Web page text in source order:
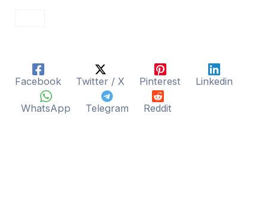
Facebook Twitter / X Pinterest Linkedin
WhatsApp Telegram Reddit